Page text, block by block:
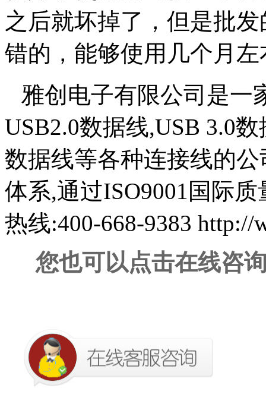
之后就坏掉了，但是批
错的，能够使用几个月左
雅创电子有限公司是一
USB2.0数据线,USB 3.0数
数据线等各种连接线的公
体系,通过ISO9001 国际质
热线:400-668-9383 http://
您也可以点击在线咨